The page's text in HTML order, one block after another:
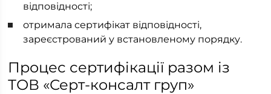
відповідності;
отримала сертифікат відповідності,
зареєстрований у встановленому порядку.
Процес сертифікації разом із
ТОВ «Серт-консалт груп»